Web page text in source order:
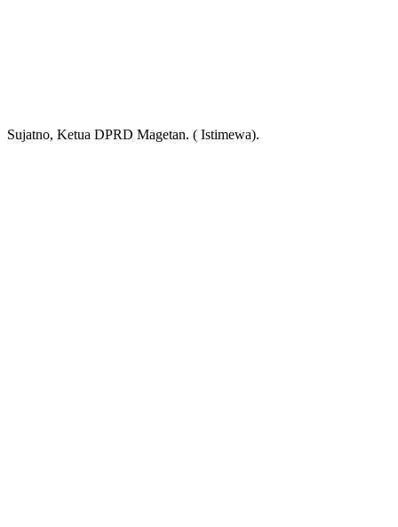
Sujatno, Ketua DPRD Magetan. ( Istimewa).